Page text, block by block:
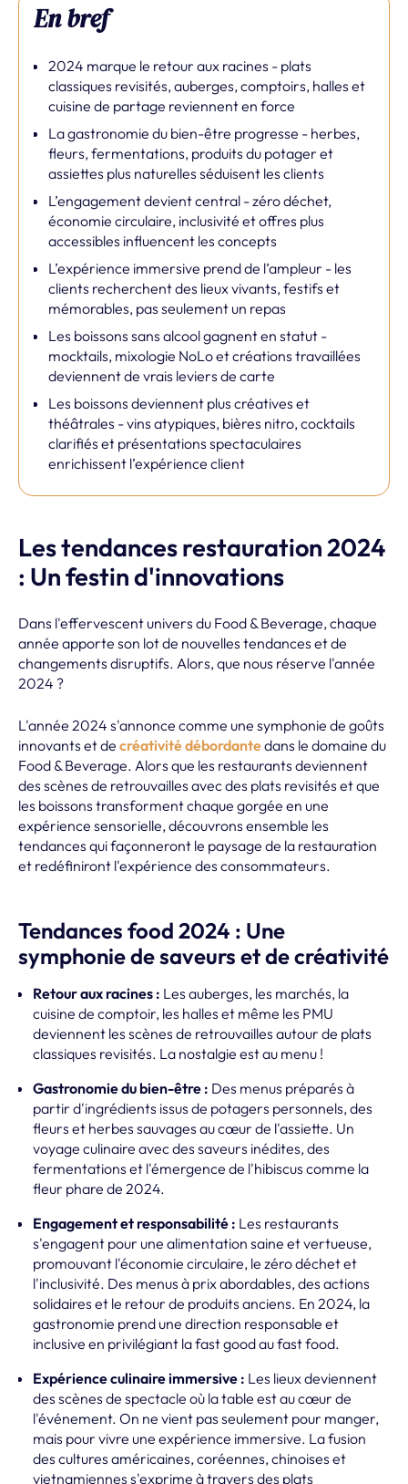
En bref
2024 marque le retour aux racines - plats
classiques revisités, auberges, comptoirs, halles et
cuisine de partage reviennent en force
La gastronomie du bien-être progresse - herbes,
fleurs, fermentations, produits du potager et
assiettes plus naturelles séduisent les clients
L’engagement devient central - zéro déchet,
économie circulaire, inclusivité et offres plus
accessibles influencent les concepts
L’expérience immersive prend de l’ampleur - les
clients recherchent des lieux vivants, festifs et
mémorables, pas seulement un repas
Les boissons sans alcool gagnent en statut -
mocktails, mixologie NoLo et créations travaillées
deviennent de vrais leviers de carte
Les boissons deviennent plus créatives et
théâtrales - vins atypiques, bières nitro, cocktails
clarifiés et présentations spectaculaires
enrichissent l’expérience client
Les tendances restauration 2024
: Un festin d'innovations
Dans l'effervescent univers du Food & Beverage, chaque
année apporte son lot de nouvelles tendances et de
changements disruptifs. Alors, que nous réserve l'année
2024 ?
L'année 2024 s'annonce comme une symphonie de goûts
innovants et de créativité débordantedans le domaine du
Food & Beverage. Alors que les restaurants deviennent
des scènes de retrouvailles avec des plats revisités et que
les boissons transforment chaque gorgée en une
expérience sensorielle, découvrons ensemble les
tendances qui façonneront le paysage de la restauration
et redéfiniront l'expérience des consommateurs.
Tendances food 2024 : Une
symphonie de saveurs et de créativité
Retour aux racines : Les auberges, les marchés, la
cuisine de comptoir, les halles et même les PMU
deviennent les scènes de retrouvailles autour de plats
classiques revisités. La nostalgie est au menu !
Gastronomie du bien-être : Des menus préparés à
partir d'ingrédients issus de potagers personnels, des
fleurs et herbes sauvages au cœur de l'assiette. Un
voyage culinaire avec des saveurs inédites, des
fermentations et l'émergence de l'hibiscus comme la
fleur phare de 2024.
Engagement et responsabilité : Les restaurants
s'engagent pour une alimentation saine et vertueuse,
promouvant l'économie circulaire, le zéro déchet et
l'inclusivité. Des menus à prix abordables, des actions
solidaires et le retour de produits anciens. En 2024, la
gastronomie prend une direction responsable et
inclusive en privilégiant la fast good au fast food.
Expérience culinaire immersive : Les lieux deviennent
des scènes de spectacle où la table est au cœur de
l'événement. On ne vient pas seulement pour manger,
mais pour vivre une expérience immersive. La fusion
des cultures américaines, coréennes, chinoises et
vietnamiennes s'exprime à travers des plats